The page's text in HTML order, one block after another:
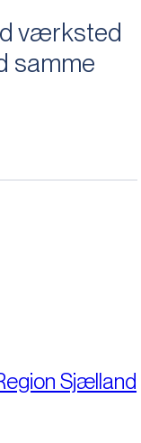
værksted
samme
Sjælland